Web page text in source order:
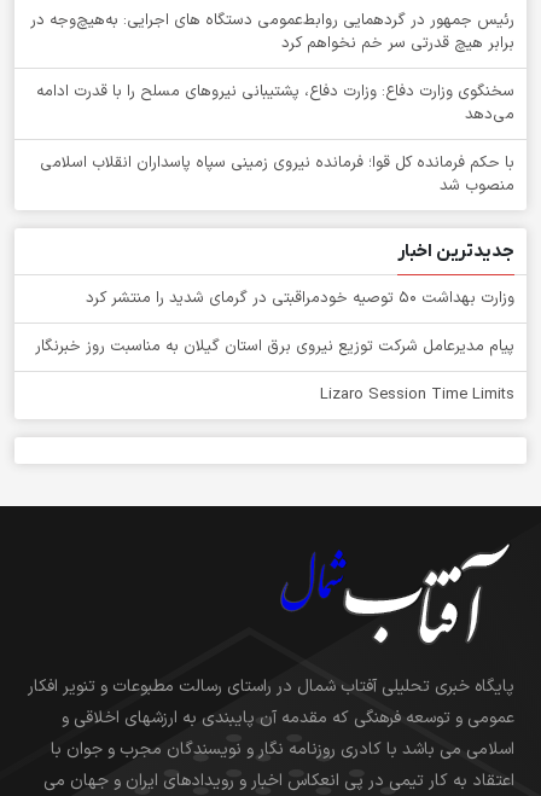
رئیس جمهور در گردهمایی روابط‌عمومی دستگاه های اجرایی: به‌هیچ‌وجه در
برابر هیچ قدرتی سر خم نخواهم کرد
سخنگوی وزارت دفاع: وزارت دفاع، پشتیبانی نیرو‌های مسلح را با قدرت ادامه
می‌دهد
با حکم فرمانده کل قوا؛ فرمانده نیروی زمینی سپاه پاسداران انقلاب اسلامی
منصوب شد
جدیدترین اخبار
وزارت بهداشت ۵۰ توصیه خودمراقبتی در گرمای شدید را منتشر کرد
پیام مدیرعامل شركت توزیع نیروی برق استان گیلان به مناسبت روز خبرنگار ‌
Lizaro Session Time Limits
پایگاه خبری تحلیلی آفتاب شمال در راستای رسالت مطبوعات و تنویر افکار
عمومی و توسعه فرهنگی که مقدمه آن پایبندی به ارزشهای اخلاقی و
اسلامی می باشد با کادری روزنامه نگار و نویسندگان مجرب و جوان با
اعتقاد به کار تیمی در پی انعکاس اخبار و رویدادهای ایران و جهان می